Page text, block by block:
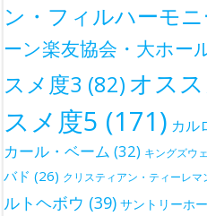
ン・フィルハーモ
ーン楽友協会・大ホー
スメ度3 (82) オス
スメ度5 (171) カル
カール・ベーム (32) キングズウ
バド (26) クリスティアン・ティーレマ
ルトヘボウ (39) サントリーホ